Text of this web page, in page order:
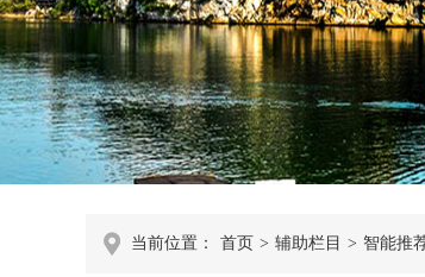
当前位置： 首页 > 辅助栏目 > 智能推